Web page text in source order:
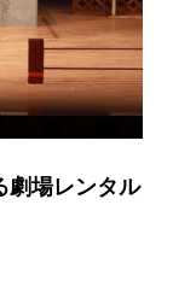
劇場レンタル